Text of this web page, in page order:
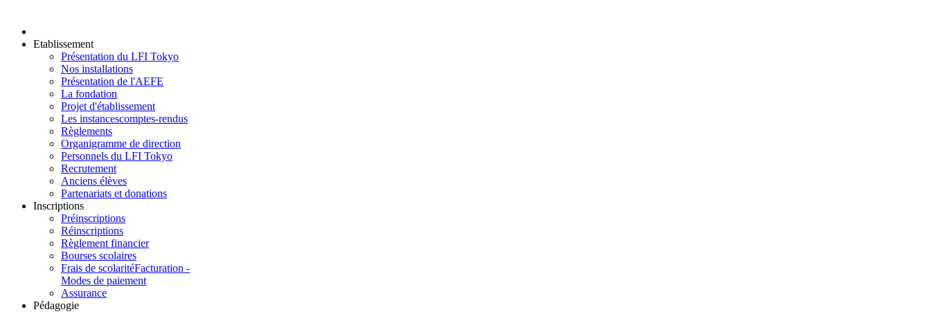
Etablissement
Présentation du LFI Tokyo
Nos installations
Présentation de l'AEFE
La fondation
Projet d'établissement
Les instancescomptes-rendus
Règlements
Organigramme de direction
Personnels du LFI Tokyo
Recrutement
Anciens élèves
Partenariats et donations
Inscriptions
Préinscriptions
Réinscriptions
Règlement financier
Bourses scolaires
Frais de scolaritéFacturation -
Modes de paiement
Assurance
Pédagogie